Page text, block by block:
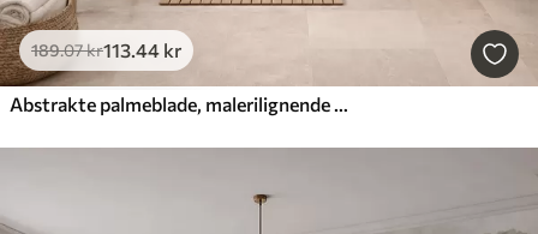
189.07kr113.44 kr
Abstrakte palmeblade, malerilignende motiv